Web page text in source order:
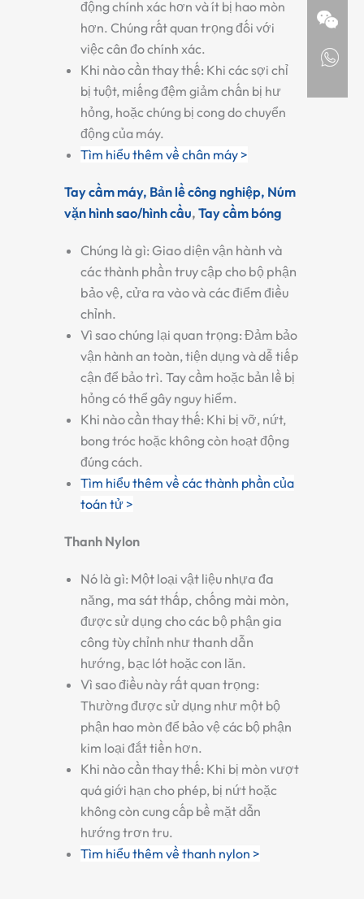
động chính xác hơn và ít bị hao mòn
hơn. Chúng rất quan trọng đối với
việc cân đo chính xác.
Khi nào cần thay thế: Khi các sợi chỉ
bị tuột, miếng đệm giảm chấn bị hư
hỏng, hoặc chúng bị cong do chuyển
động của máy.
Tìm hiểu thêm về chân máy >
Tay cầm máy, Bản lề công nghiệp, Núm
vặn hình sao/hình cầu, Tay cầm bóng
Chúng là gì: Giao diện vận hành và
các thành phần truy cập cho bộ phận
bảo vệ, cửa ra vào và các điểm điều
chỉnh.
Vì sao chúng lại quan trọng: Đảm bảo
vận hành an toàn, tiện dụng và dễ tiếp
cận để bảo trì. Tay cầm hoặc bản lề bị
hỏng có thể gây nguy hiểm.
Khi nào cần thay thế: Khi bị vỡ, nứt,
bong tróc hoặc không còn hoạt động
đúng cách.
Tìm hiểu thêm về các thành phần của
toán tử >
Thanh Nylon
Nó là gì: Một loại vật liệu nhựa đa
năng, ma sát thấp, chống mài mòn,
được sử dụng cho các bộ phận gia
công tùy chỉnh như thanh dẫn
hướng, bạc lót hoặc con lăn.
Vì sao điều này rất quan trọng:
Thường được sử dụng như một bộ
phận hao mòn để bảo vệ các bộ phận
kim loại đắt tiền hơn.
Khi nào cần thay thế: Khi bị mòn vượt
quá giới hạn cho phép, bị nứt hoặc
không còn cung cấp bề mặt dẫn
hướng trơn tru.
Tìm hiểu thêm về thanh nylon >